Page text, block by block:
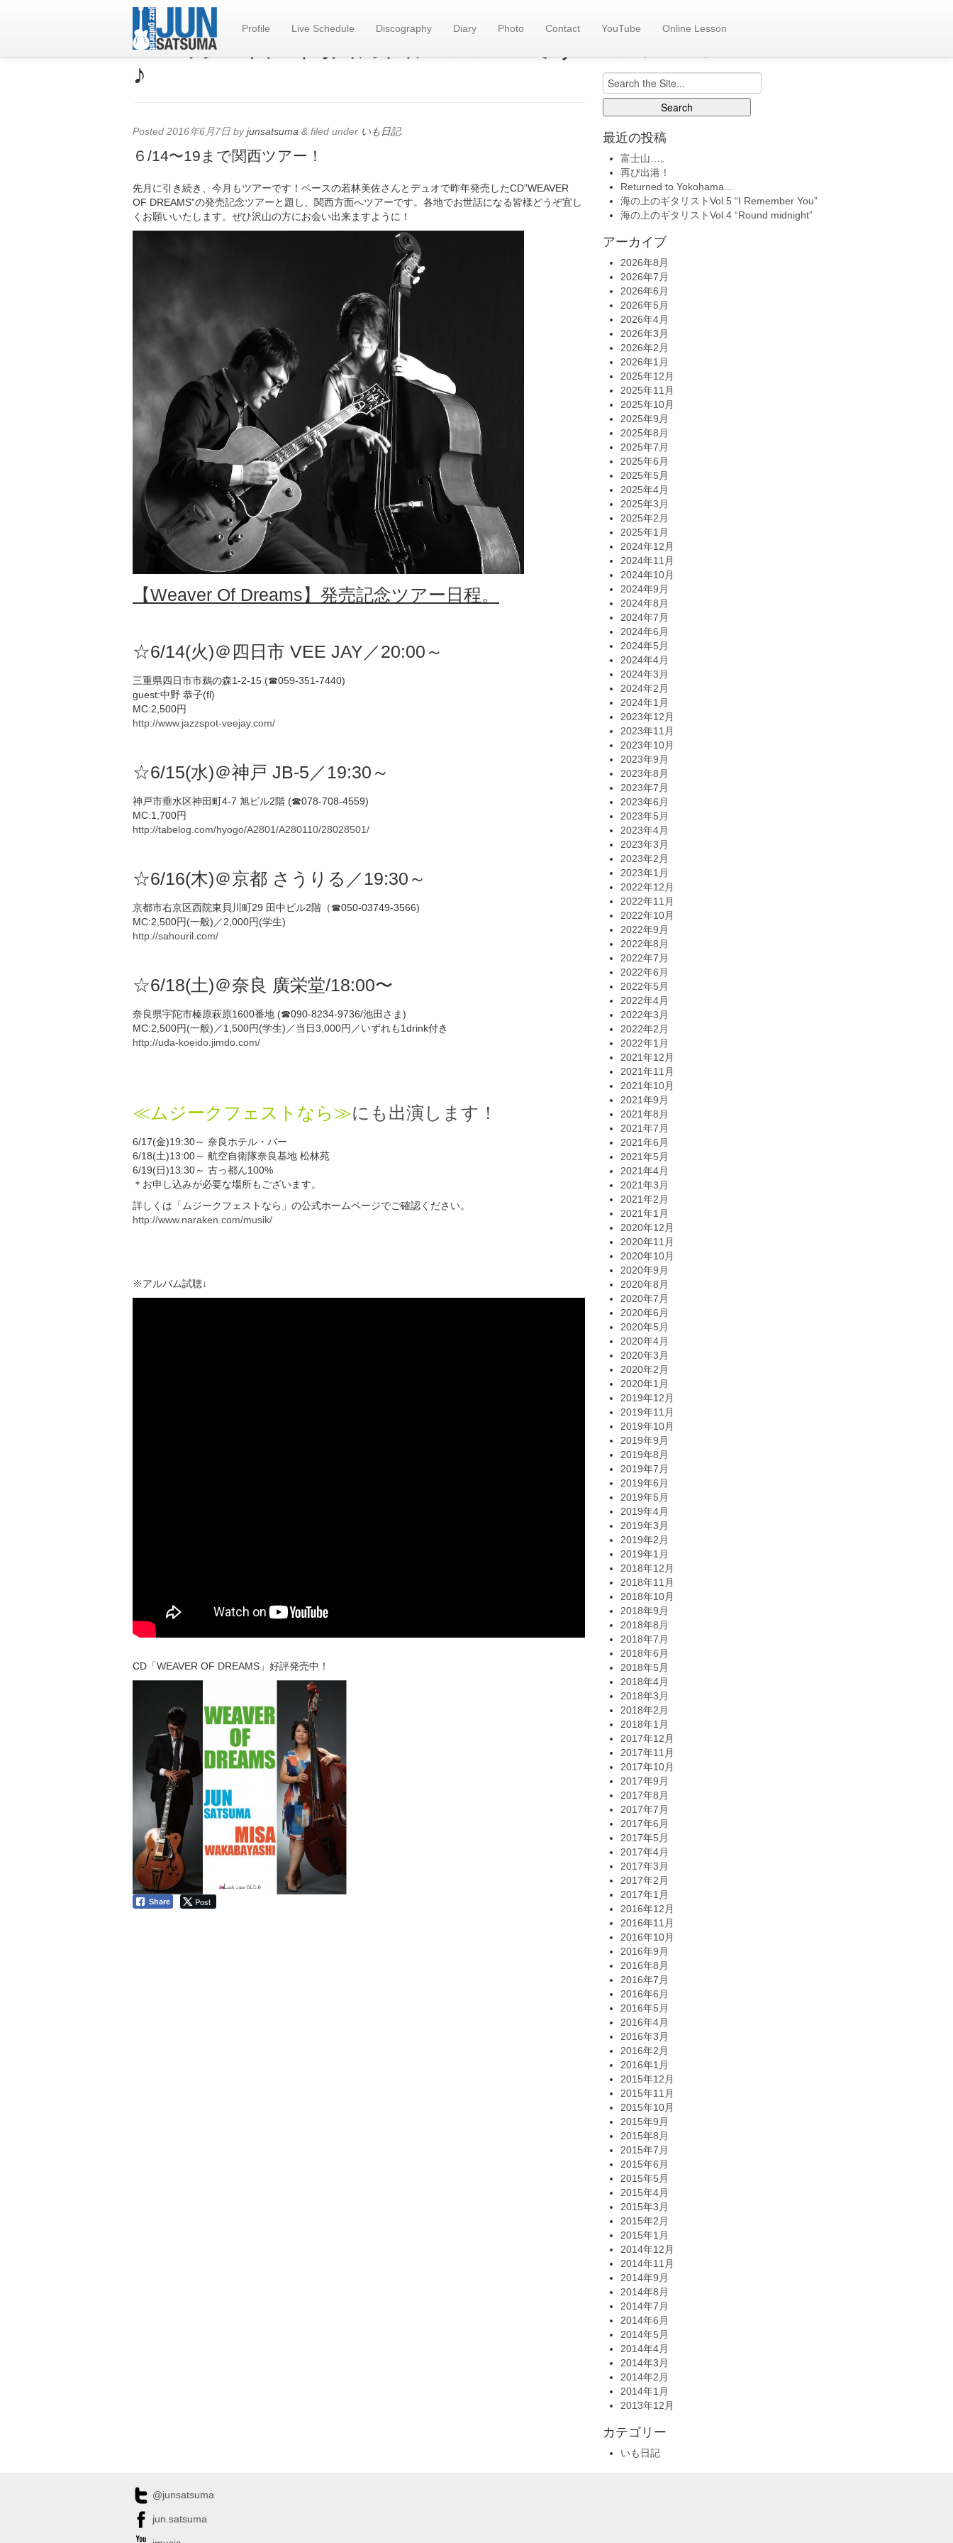
Profile Live Schedule Discography Diary Photo Contact YouTube Online Lesson
☆６月14日〜関西方面にツアーです
♪
Posted 2016年6月7日 byjunsatsuma & filed under いも日記.
６/14〜19まで関西ツアー！
先月に引き続き、今月もツアーです！ベースの若林美佐さんとデュオで昨年発売したCD”WEAVER
OF DREAMS”の発売記念ツアーと題し、関西方面へツアーです。各地でお世話になる皆様どうぞ宜し
くお願いいたします。ぜひ沢山の方にお会い出来ますように！
【Weaver Of Dreams】発売記念ツアー日程。
☆6/14(火)＠四日市 VEE JAY／20:00～
三重県四日市市鵜の森1-2-15 (☎059-351-7440)
guest:中野 恭子(fl)
MC:2,500円
http://www.jazzspot-veejay.com/
☆6/15(水)＠神戸 JB-5／19:30～
神戸市垂水区神田町4-7 旭ビル2階 (☎078-708-4559)
MC:1,700円
http://tabelog.com/hyogo/A2801/A280110/28028501/
☆6/16(木)＠京都 さうりる／19:30～
京都市右京区西院東貝川町29 田中ビル2階（☎050-03749-3566)
MC:2,500円(一般)／2,000円(学生)
http://sahouril.com/
☆6/18(土)＠奈良 廣栄堂/18:00〜
奈良県宇陀市榛原萩原1600番地 (☎090-8234-9736/池田さま)
MC:2,500円(一般)／1,500円(学生)／当日3,000円／いずれも1drink付き
http://uda-koeido.jimdo.com/
≪ムジークフェストなら≫にも出演します！
6/17(金)19:30～ 奈良ホテル・バー
6/18(土)13:00～ 航空自衛隊奈良基地 松林苑
6/19(日)13:30～ 古っ都ん100%
＊お申し込みが必要な場所もございます。
詳しくは「ムジークフェストなら」の公式ホームページでご確認ください。
http://www.naraken.com/musik/
※アルバム試聴↓
CD「WEAVER OF DREAMS」好評発売中！
Share Post
旧いも日記へ
Search
for:
最近の投稿
富士山…。
再び出港！
Returned to Yokohama…
海の上のギタリストVol.5 “I Remember You”
海の上のギタリストVol.4 “Round midnight”
アーカイブ
2026年8月
2026年7月
2026年6月
2026年5月
2026年4月
2026年3月
2026年2月
2026年1月
2025年12月
2025年11月
2025年10月
2025年9月
2025年8月
2025年7月
2025年6月
2025年5月
2025年4月
2025年3月
2025年2月
2025年1月
2024年12月
2024年11月
2024年10月
2024年9月
2024年8月
2024年7月
2024年6月
2024年5月
2024年4月
2024年3月
2024年2月
2024年1月
2023年12月
2023年11月
2023年10月
2023年9月
2023年8月
2023年7月
2023年6月
2023年5月
2023年4月
2023年3月
2023年2月
2023年1月
2022年12月
2022年11月
2022年10月
2022年9月
2022年8月
2022年7月
2022年6月
2022年5月
2022年4月
2022年3月
2022年2月
2022年1月
2021年12月
2021年11月
2021年10月
2021年9月
2021年8月
2021年7月
2021年6月
2021年5月
2021年4月
2021年3月
2021年2月
2021年1月
2020年12月
2020年11月
2020年10月
2020年9月
2020年8月
2020年7月
2020年6月
2020年5月
2020年4月
2020年3月
2020年2月
2020年1月
2019年12月
2019年11月
2019年10月
2019年9月
2019年8月
2019年7月
2019年6月
2019年5月
2019年4月
2019年3月
2019年2月
2019年1月
2018年12月
2018年11月
2018年10月
2018年9月
2018年8月
2018年7月
2018年6月
2018年5月
2018年4月
2018年3月
2018年2月
2018年1月
2017年12月
2017年11月
2017年10月
2017年9月
2017年8月
2017年7月
2017年6月
2017年5月
2017年4月
2017年3月
2017年2月
2017年1月
2016年12月
2016年11月
2016年10月
2016年9月
2016年8月
2016年7月
2016年6月
2016年5月
2016年4月
2016年3月
2016年2月
2016年1月
2015年12月
2015年11月
2015年10月
2015年9月
2015年8月
2015年7月
2015年6月
2015年5月
2015年4月
2015年3月
2015年2月
2015年1月
2014年12月
2014年11月
2014年9月
2014年8月
2014年7月
2014年6月
2014年5月
2014年4月
2014年3月
2014年2月
2014年1月
2013年12月
カテゴリー
いも日記
@junsatsuma
jun.satsuma